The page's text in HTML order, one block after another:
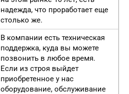
надежда, что проработает еще
столько же.
В компании есть техническая
поддержка, куда вы можете
позвонить в любое время.
Если из строя выйдет
приобретенное у нас
оборудование, обслуживание